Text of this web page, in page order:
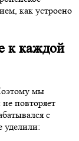
как устроено
к каждой
мы
повторяет
с
уделили: